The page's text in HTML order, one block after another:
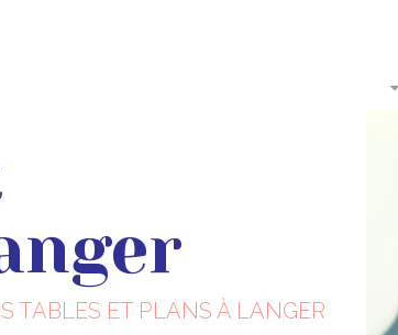
TABLES ET PLANS À LANGER